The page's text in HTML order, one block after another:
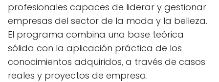
profesionales capaces de liderar y gestionar
empresas del sector de la moda y la belleza.
El programa combina una base teórica
sólida con la aplicación práctica de los
conocimientos adquiridos, a través de casos
reales y proyectos de empresa.